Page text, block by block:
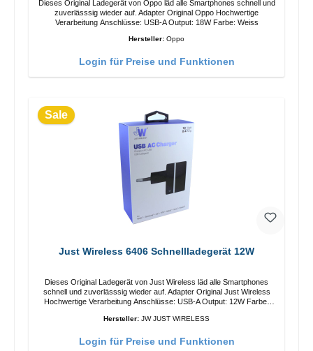
Dieses Original Ladegerät von Oppo läd alle Smartphones schnell und
zuverlässsig wieder auf. Adapter Original Oppo Hochwertige
Verarbeitung Anschlüsse: USB-A Output: 18W Farbe: Weiss
Hersteller: Oppo
Login für Preise und Funktionen
Sale
Just Wireless 6406 Schnellladegerät 12W
Dieses Original Ladegerät von Just Wireless läd alle Smartphones
schnell und zuverlässsig wieder auf. Adapter Original Just Wireless
Hochwertige Verarbeitung Anschlüsse: USB-A Output: 12W Farbe:
Hersteller: JW JUST WIRELESS
Login für Preise und Funktionen